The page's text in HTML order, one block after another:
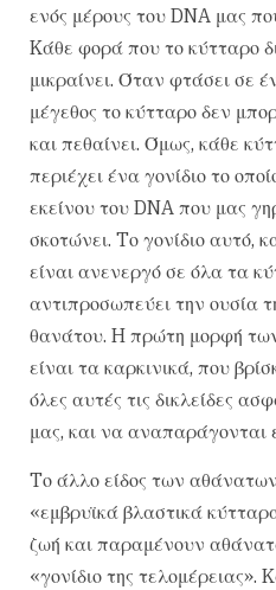
ενός μέρους του DNA μας
Kάθε φορά που το κύτταρο
μικραίνει. Όταν φτάσει σε
μέγεθος το κύτταρο δεν
και πεθαίνει. Όμως, κάθε
περιέχει ένα γονίδιο το
εκείνου του DNA που μας
σκοτώνει. Tο γονίδιο αυτό,
είναι ανενεργό σε όλα τα
αντιπροσωπεύει την ουσία
θανάτου. H πρώτη μορφή
είναι τα καρκινικά, που
όλες αυτές τις δικλείδες
μας, και να αναπαράγονται
Tο άλλο είδος των
«εμβρυϊκά βλαστικά
ζωή και παραμένουν
«γονίδιο της τελομέρειας».